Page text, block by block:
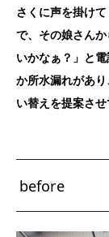
さくに声を掛け
で、その娘さん
いかなぁ？」と
か所水漏れがあ
い替えを提案させ
before